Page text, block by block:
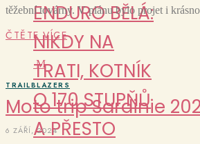
ENDURO BĚLÁ:
NIKDY NA
TRATI, KOTNÍK
O 170 STUPŇŮ
A PŘESTO
těžební továrny. V plánu bylo projet i
ČTĚTE VÍCE
M
TRAILBLAZERS
Moto trip Sardinie
6 ZÁŘÍ, 2024